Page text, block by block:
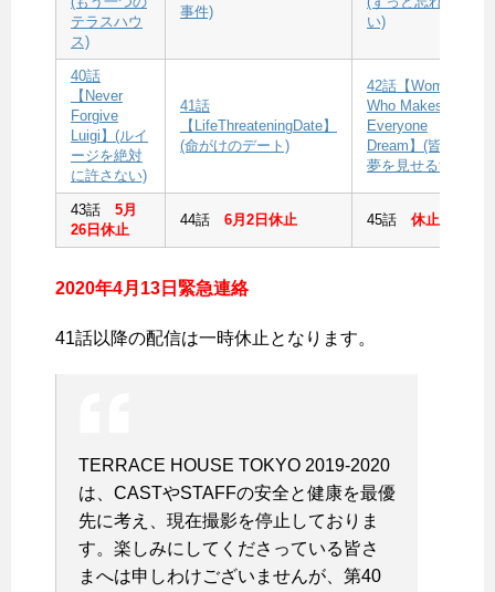
テラスハウ
ス)
事件)
い)
40話
【Never
Forgive
Luigi】(ルイ
ージを絶対
に許さない)
41話
【LifeThreateningDate】
(命がけのデート)
42話【Woman
Who Makes
Everyone
Dream】(皆に
夢を見せる女)
43話 5月
26日休止
44話 6月2日休止 45話 休止
2020年4月13日緊急連絡
41話以降の配信は一時休止となります。
TERRACE HOUSE TOKYO 2019-2020
は、CASTやSTAFFの安全と健康を最優
先に考え、現在撮影を停止しておりま
す。楽しみにしてくださっている皆さ
まへは申しわけございませんが、第40